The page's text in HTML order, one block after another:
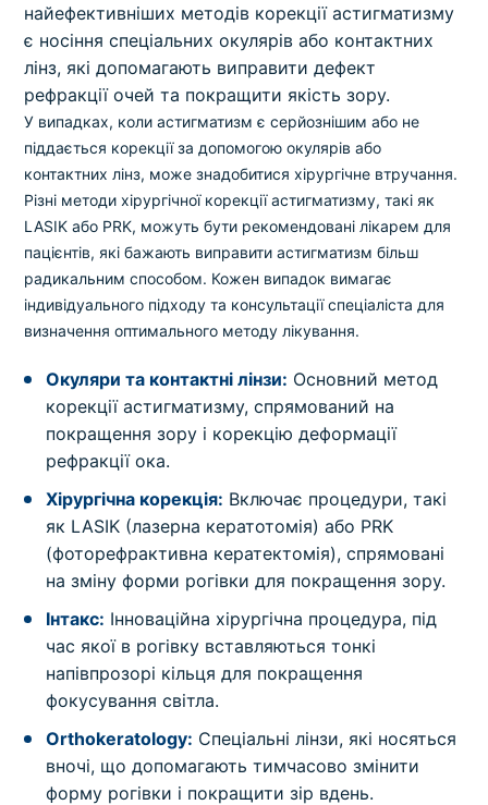
найефективніших методів корекції астигматизму
є носіння спеціальних окулярів або контактних
лінз, які допомагають виправити дефект
рефракції очей та покращити якість зору.
У випадках, коли астигматизм є серйознішим або не
піддається корекції за допомогою окулярів або
контактних лінз, може знадобитися хірургічне втручання.
Різні методи хірургічної корекції астигматизму, такі як
LASIK або PRK, можуть бути рекомендовані лікарем для
пацієнтів, які бажають виправити астигматизм більш
радикальним способом. Кожен випадок вимагає
індивідуального підходу та консультації спеціаліста для
визначення оптимального методу лікування.
Окуляри та контактні лінзи: Основний метод
корекції астигматизму, спрямований на
покращення зору і корекцію деформації
рефракції ока.
Хірургічна корекція: Включає процедури, такі
як LASIK (лазерна кератотомія) або PRK
(фоторефрактивна кератектомія), спрямовані
на зміну форми рогівки для покращення зору.
Інтакс: Інноваційна хірургічна процедура, під
час якої в рогівку вставляються тонкі
напівпрозорі кільця для покращення
фокусування світла.
Orthokeratology: Спеціальні лінзи, які носяться
вночі, що допомагають тимчасово змінити
форму рогівки і покращити зір вдень.